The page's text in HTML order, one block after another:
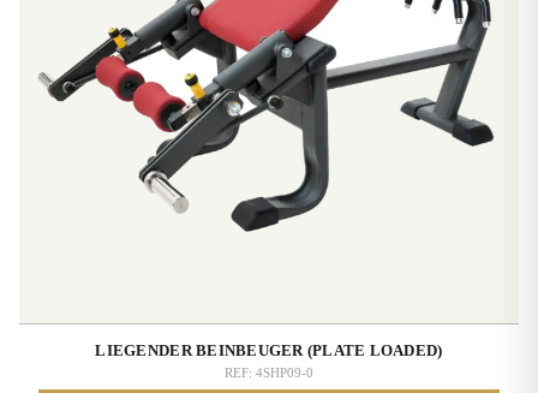
LIEGENDER BEINBEUGER (PLATE LOADED)
REF: 4SHP09-0